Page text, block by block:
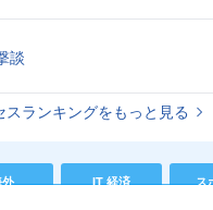
談
スランキングをもっと見る
IT 経済 ス